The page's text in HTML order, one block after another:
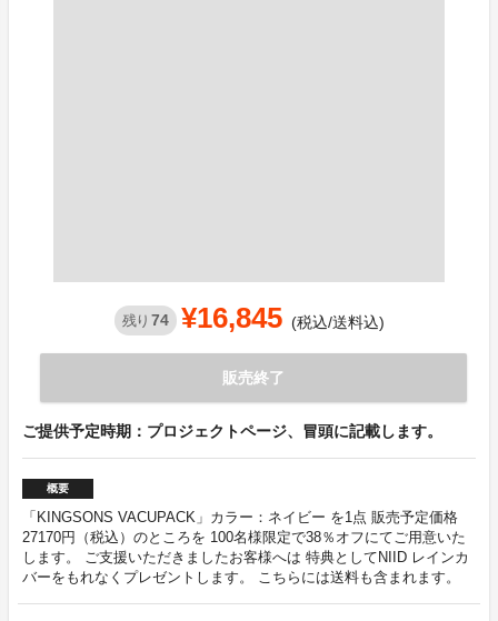
残り 74 ¥16,845 (税込/送料込)
販売終了
ご提供予定時期：プロジェクトページ、冒頭に記載します。
概要
「KINGSONS VACUPACK」カラー：ネイビー を1点 販売予定価格
27170円（税込）のところを 100名様限定で38％オフにてご用意いた
します。 ご支援いただきましたお客様へは 特典としてNIID レインカ
バーをもれなくプレゼントします。 こちらには送料も含まれます。